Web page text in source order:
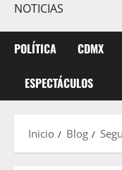
NOTICIAS
POLÍTICA CDMX
ESPECTÁCULOS
Inicio Blog